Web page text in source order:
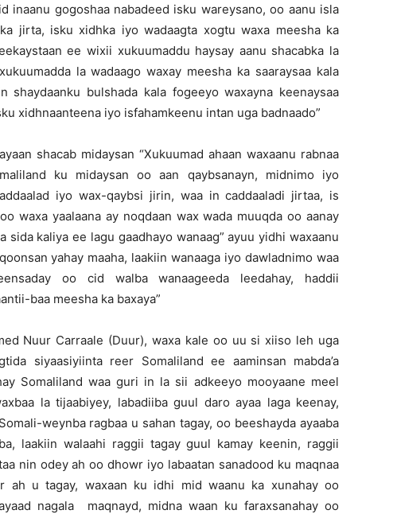
inaanu gogoshaa nabadeed isku wareysano, oo aanu isla
jirta, isku xidhka iyo wadaagta xogtu waxa meesha ka
ee wixii xukuumaddu haysay aanu shacabka la
la wadaago waxay meesha ka saaraysaa kala
shaydaanku bulshada kala fogeeyo waxayna keenaysaa
xidhnaanteena iyo isfahamkeenu intan uga badnaado”
shacab midaysan “Xukuumad ahaan waxaanu rabnaa
ku midaysan oo aan qaybsanayn, midnimo iyo
iyo wax-qaybsi jirin, waa in caddaaladi jirtaa, is
waxa yaalaana ay noqdaan wax wada muuqda oo aanay
kaliya ee lagu gaadhayo wanaag” ayuu yidhi waxaanu
yahay maaha, laakiin wanaaga iyo dawladnimo waa
oo cid walba wanaageeda leedahay, haddii
baa meesha ka baxaya”
Nuur Carraale (Duur), waxa kale oo uu si xiiso leh uga
siyaasiyiinta reer Somaliland ee aaminsan mabda’a
Somaliland waa guri in la sii adkeeyo mooyaane meel
la tijaabiyey, labadiiba guul daro ayaa laga keenay,
weynba ragbaa u sahan tagay, oo beeshayda ayaaba
laakiin walaahi raggii tagay guul kamay keenin, raggii
nin odey ah oo dhowr iyo labaatan sanadood ku maqnaa
ah u tagay, waxaan ku idhi mid waanu ka xunahay oo
nagala maqnayd, midna waan ku faraxsanahay oo